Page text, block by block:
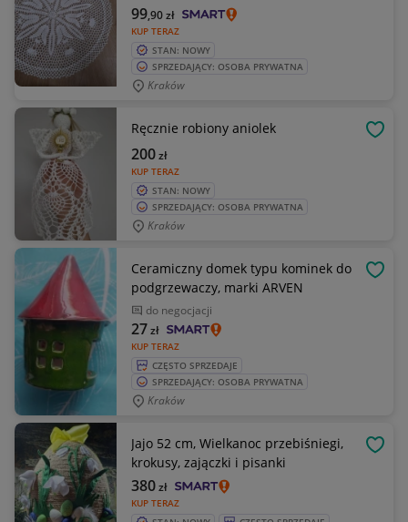
KUP TERAZ
99,90zł
STAN: NOWY
SPRZEDAJĄCY: OSOBA PRYWATNA
Kraków
Ręcznie robiony aniolek
KUP TERAZ
200zł
STAN: NOWY
SPRZEDAJĄCY: OSOBA PRYWATNA
Kraków
Ceramiczny domek typu kominek do
podgrzewaczy, marki ARVEN
do negocjacji
KUP TERAZ
27zł
CZĘSTO SPRZEDAJE
SPRZEDAJĄCY: OSOBA PRYWATNA
Kraków
Jajo 52 cm, Wielkanoc przebiśniegi,
krokusy, zajączki i pisanki
KUP TERAZ
380zł